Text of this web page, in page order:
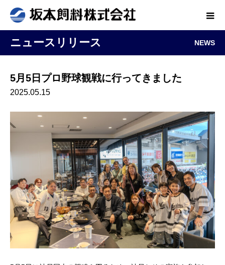
ニュースリリース NEWS
5月5日プロ野球観戦に行ってきました
2025.05.15